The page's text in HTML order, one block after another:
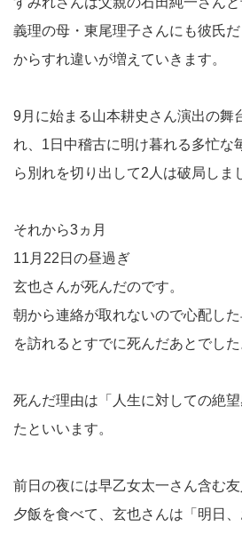
義理の母・東尾理子さんにも彼氏
からすれ違いが増えていきます。
9月に始まる山本耕史さん演出の舞
れ、1日中稽古に明け暮れる多忙な
ら別れを切り出して2人は破局しま
それから3ヵ月
11月22日の昼過ぎ
玄也さんが死んだのです。
朝から連絡が取れないので心配し
を訪れるとすでに死んだあとでした
死んだ理由は「人生に対しての絶
たといいます。
前日の夜には早乙女太一さん含む
夕飯を食べて、玄也さんは「明日